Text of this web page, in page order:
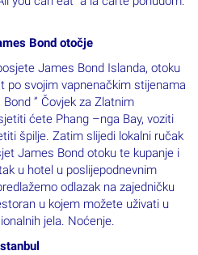
Bond otočje
James Bond Islanda, otoku
po svojim vapnenačkim stijenama
” Čovjek za Zlatnim
ćete Phang –nga Bay, voziti
špilje. Zatim slijedi lokalni ručak
James Bond otoku te kupanje i
u hotel u poslijepodnevnim
odlazak na zajedničku
u kojem možete uživati u
jela. Noćenje.